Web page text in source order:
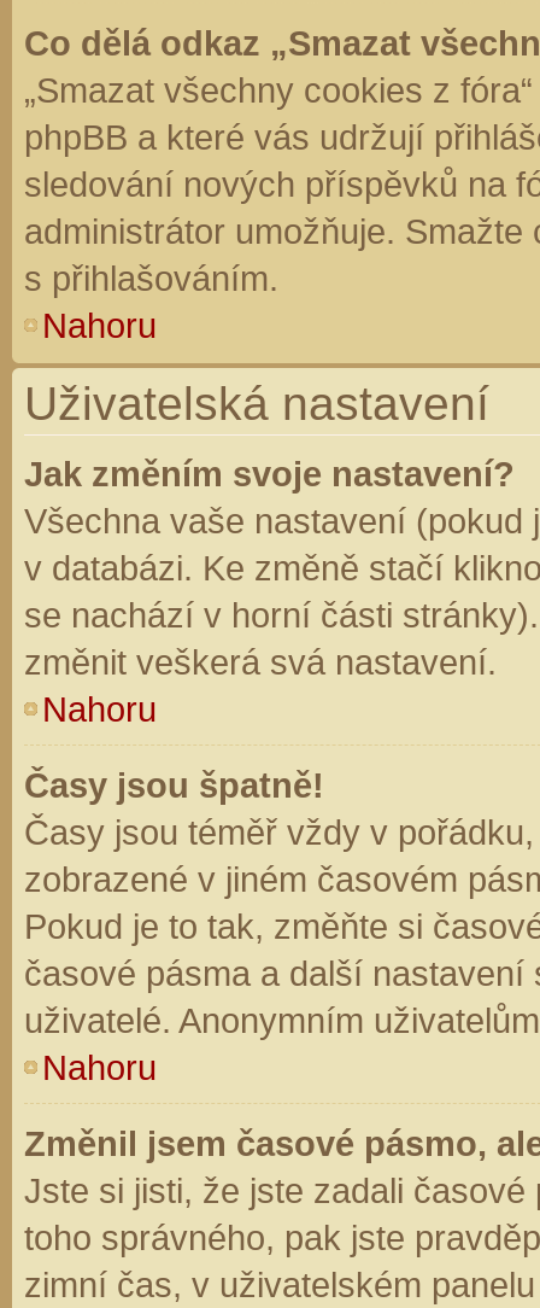
Co dělá odkaz „Smazat
„Smazat všechny cookies z
phpBB a které vás udržují
sledování nových příspěvků na
administrátor umožňuje.
s přihlašováním.
Nahoru
Uživatelská nastavení
Jak změním svoje nastavení?
Všechna vaše nastavení (pokud
v databázi. Ke změně stačí
se nachází v horní části
změnit veškerá svá nastavení.
Nahoru
Časy jsou špatně!
Časy jsou téměř vždy v
zobrazené v jiném časovém
Pokud je to tak, změňte si
časové pásma a další
uživatelé. Anonymním
Nahoru
Změnil jsem časové pásmo,
Jste si jisti, že jste zadali
toho správného, pak jste
zimní čas, v uživatelském